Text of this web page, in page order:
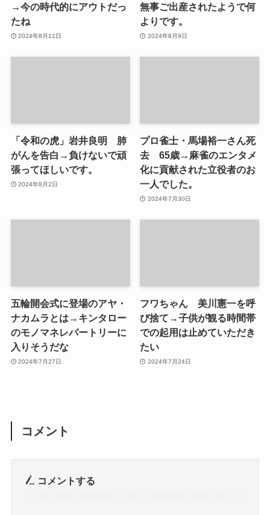
→今の時代的にアウトだっ
たね
2024年8月11日
無事ご出産されたようで何
よりです。
2024年8月9日
「令和の虎」岩井良明 肺
がんを告白→負けないで頑
張ってほしいです。
2024年8月2日
プロ雀士・馬場裕一さん死
去 65歳→麻雀のエンタメ
化に貢献された立役者のお
一人でした。
2024年7月30日
五輪開会式に登場のアヤ・
ナカムラとは→キンタロー
のモノマネレパートリーに
入りそうだな
2024年7月27日
フワちゃん 美川憲一を呼
び捨て→子供が観る時間帯
での起用は止めていただき
たい
2024年7月24日
コメント
コメントする